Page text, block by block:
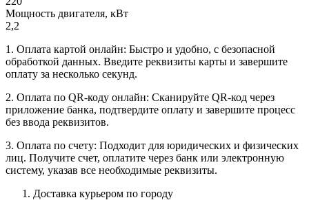
Мощность двигателя, кВт
2,2
1. Оплата картой онлайн: Быстро и удобно, с безопасной
обработкой данных. Введите реквизиты карты и завершите
оплату за несколько секунд.
2. Оплата по QR-коду онлайн: Сканируйте QR-код через
приложение банка, подтвердите оплату и завершите процесс
без ввода реквизитов.
3. Оплата по счету: Подходит для юридических и физических
лиц. Получите счет, оплатите через банк или электронную
систему, указав все необходимые реквизиты.
Доставка курьером по городу